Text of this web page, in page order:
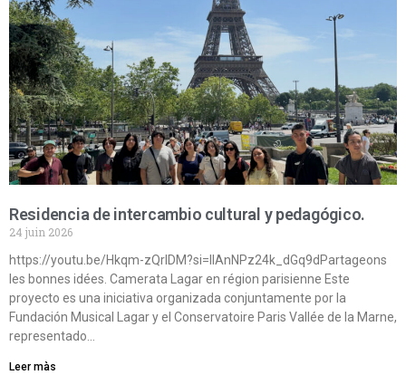
Residencia de intercambio cultural y pedagógico.
24 juin 2026
https://youtu.be/Hkqm-zQrIDM?si=IIAnNPz24k_dGq9dPartageons
les bonnes idées. Camerata Lagar en région parisienne Este
proyecto es una iniciativa organizada conjuntamente por la
Fundación Musical Lagar y el Conservatoire Paris Vallée de la Marne,
representado…
Leer màs